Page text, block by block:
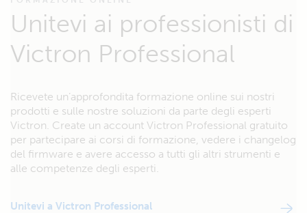
Unitevi ai professionisti di
Victron Professional
Ricevete un’approfondita formazione online sui nostri
prodotti e sulle nostre soluzioni da parte degli esperti
Victron. Create un account Victron Professional gratuito
per partecipare ai corsi di formazione, vedere i changelog
del firmware e avere accesso a tutti gli altri strumenti e
alle competenze degli esperti.
Unitevi a Victron Professional